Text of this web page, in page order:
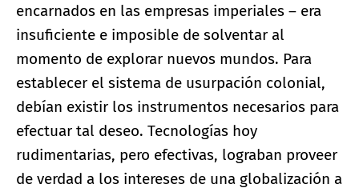
encarnados en las empresas imperiales – era
insuficiente e imposible de solventar al
momento de explorar nuevos mundos. Para
establecer el sistema de usurpación colonial,
debían existir los instrumentos necesarios para
efectuar tal deseo. Tecnologías hoy
rudimentarias, pero efectivas, lograban proveer
de verdad a los intereses de una globalización a